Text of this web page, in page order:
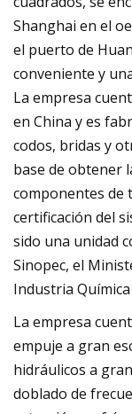
Shanghai en el
el puerto de
conveniente y
La empresa
en China y es
codos, bridas y
base de obtener
componentes de
certificación del
sido una unidad
Sinopec, el
Industria
La empresa
empuje a gran
hidráulicos a
doblado de